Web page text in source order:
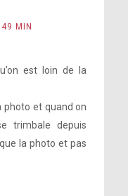
MIN
est loin de la
photo et quand on
trimbale depuis
la photo et pas